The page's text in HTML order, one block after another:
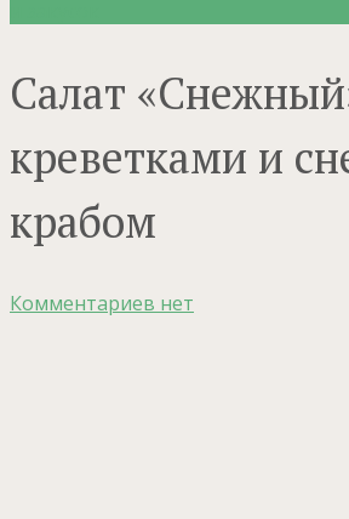
Салат
креветками и
крабом
Комментариев нет